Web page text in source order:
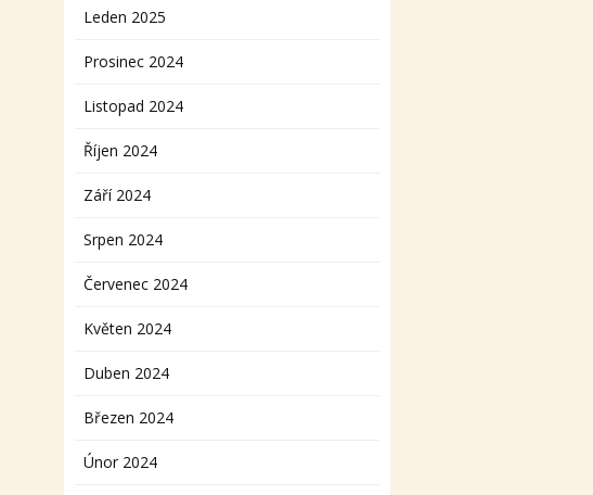
Leden 2025
Prosinec 2024
Listopad 2024
Říjen 2024
Září 2024
Srpen 2024
Červenec 2024
Květen 2024
Duben 2024
Březen 2024
Únor 2024